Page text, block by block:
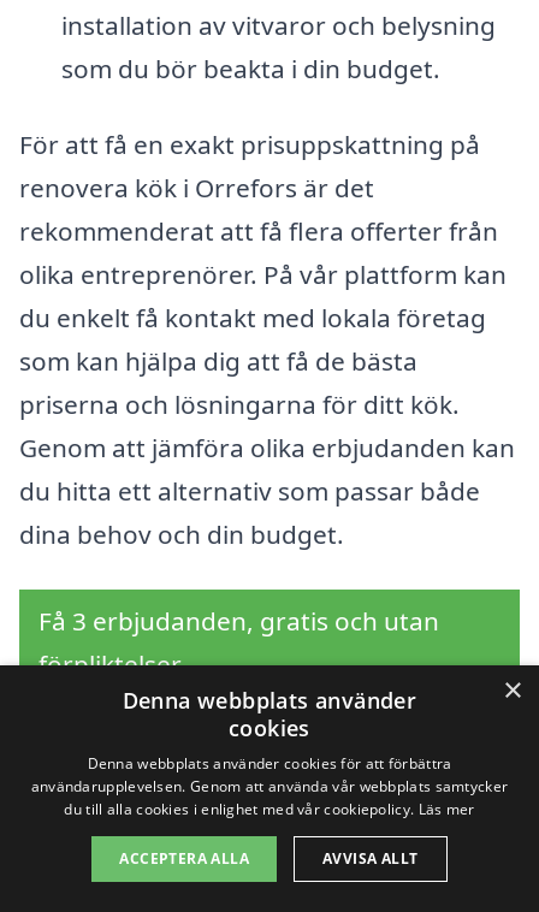
installation av vitvaror och belysning
som du bör beakta i din budget.
För att få en exakt prisuppskattning på
renovera kök i Orrefors är det
rekommenderat att få flera offerter från
olika entreprenörer. På vår plattform kan
du enkelt få kontakt med lokala företag
som kan hjälpa dig att få de bästa
priserna och lösningarna för ditt kök.
Genom att jämföra olika erbjudanden kan
du hitta ett alternativ som passar både
dina behov och din budget.
Få 3 erbjudanden, gratis och utan
förpliktelser
Sök efter en
professionell för
×
Denna webbplats använder
cookies
Denna webbplats använder cookies för att förbättra
användarupplevelsen. Genom att använda vår webbplats samtycker
du till alla cookies i enlighet med vår cookiepolicy. Läs mer
ACCEPTERA ALLA AVVISA ALLT